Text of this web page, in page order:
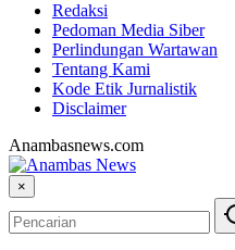
Redaksi
Pedoman Media Siber
Perlindungan Wartawan
Tentang Kami
Kode Etik Jurnalistik
Disclaimer
Anambasnews.com
×